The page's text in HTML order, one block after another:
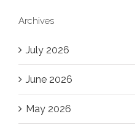
Archives
July 2026
June 2026
May 2026